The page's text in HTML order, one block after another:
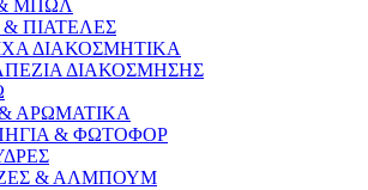
ΜΠΩΛ
& ΠΙΑΤΕΛΕΣ
ΔΙΑΚΟΣΜΗΤΙΚΑ
ΔΙΑΚΟΣΜΗΣΗΣ
ΑΡΩΜΑΤΙΚΑ
& ΦΩΤΟΦΟΡ
& ΑΛΜΠΟΥΜ